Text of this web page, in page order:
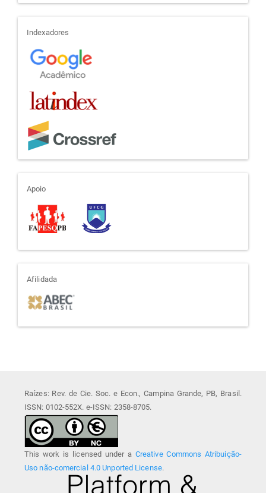
indexadores
Indexadores
apoio
Apoio
afiliada
Afilidada
Raízes: Rev. de Cie. Soc. e Econ., Campina Grande, PB, Brasil.
ISSN: 0102-552X. e-ISSN: 2358-8705.
This work is licensed under a Creative Commons Atribuição-
Uso não-comercial 4.0 Unported License.